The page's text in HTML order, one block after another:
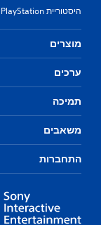
היסטוריית PlayStation
מוצרים
ערכים
תמיכה
משאבים
התחברות